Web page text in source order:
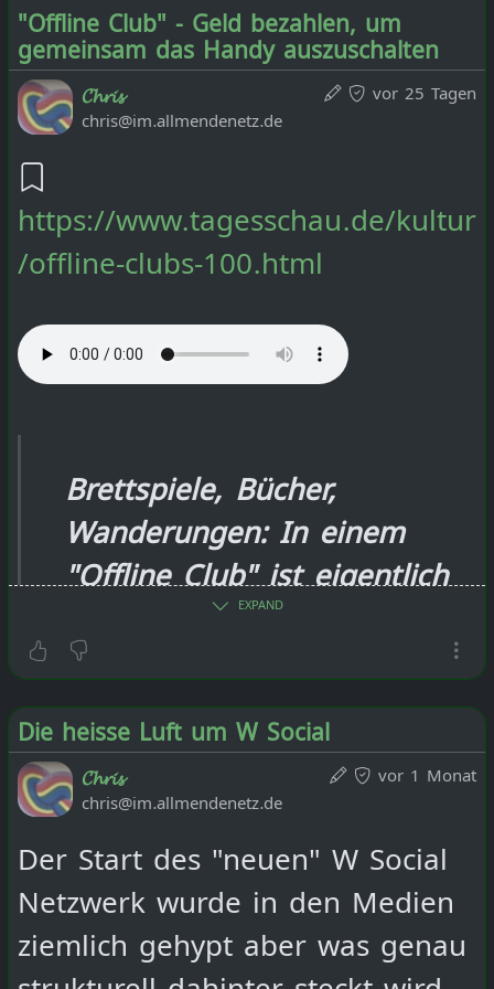
13:00
Ort:
Stadtteilbibliothek Kalk
Kalker Hauptstraße 247-273
51103 Köln
Start: Donnerstag, 16. Juli 2026,
14:00
Ende: Donnerstag, 16. Juli 2026,
16:00
Stadtteilbibliothek Haus Balchem
Severinstraße 15
50678 Köln
Start: Donnerstag, 16. Juli 2026,
17:00
"Offline Club" - Geld bezahlen, um
gemeinsam das Handy auszuschalten
vor 25 Tagen
𝓒𝓱𝓻𝓲𝓼
chris@im.allmendenetz.de
https://www.tagesschau.de/kultur
/offline-clubs-100.html
Brettspiele, Bücher,
Wanderungen: In einem
"Offline Club" ist eigentlich
alles erlaubt. Nur kein
Smartphone. Auf der Suche
nach einer echten
Verbindung verzichten die
Teilnehmer ein paar Stunden
dafür.
Ein Hochsommertag im Juli,
EXPAND
Die heisse Luft um W Social
vor 1 Monat
𝓒𝓱𝓻𝓲𝓼
chris@im.allmendenetz.de
Der Start des "neuen" W Social
Netzwerk wurde in den Medien
ziemlich gehypt aber was genau